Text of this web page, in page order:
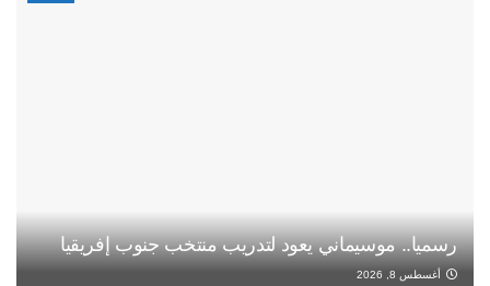
رسميا.. موسيماني يعود لتدريب منتخب جنوب إفريقيا
أغسطس 8, 2026